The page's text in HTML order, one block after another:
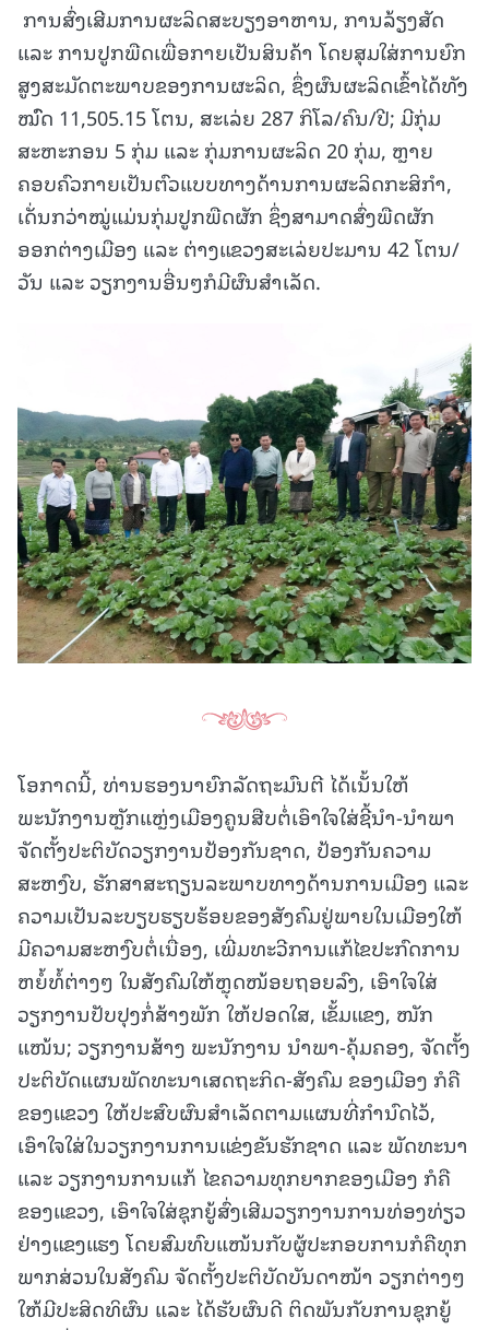
ການສົ່ງເສີມການຜະລິດສະບຽງອາຫານ, ການລ້ຽງສັດ
ແລະ ການປູກພືດເພື່ອກາຍເປັນສິນຄ້າ ໂດຍສຸມໃສ່ການຍົກ
ສູງສະມັດຕະພາບຂອງການຜະລິດ, ຊຶ່ງຜົນຜະລິດເຂົ້າໄດ້ທັງ
ໝົົດ 11,505.15 ໂຕນ, ສະເລ່ຍ 287 ກິໂລ/ຄົນ/ປີ; ມີກຸ່ມ
ສະຫະກອນ 5 ກຸ່ມ ແລະ ກຸ່ມການຜະລິດ 20 ກຸ່ມ, ຫຼາຍ
ຄອບຄົວກາຍເປັນຕົວແບບທາງດ້ານການຜະລິດກະສິກໍາ,
ເດັ່ນກວ່າໝູ່ແມ່ນກຸ່ມປູກພືດຜັກ ຊຶ່ງສາມາດສົ່ງພືດຜັກ
ອອກຕ່າງເມືອງ ແລະ ຕ່າງແຂວງສະເລ່ຍປະມານ 42 ໂຕນ/
ວັນ ແລະ ວຽກງານອື່ນໆກໍມີຜົນສໍາເລັດ.
ໂອກາດນີ້, ທ່ານຮອງນາຍົກລັດຖະມົນຕີ ໄດ້ເນັ້ນໃຫ້
ພະນັກງານຫຼັກແຫຼ່ງເມືອງຄູນສືບຕໍ່ເອົາໃຈໃສ່ຊີ້ນໍາ-ນໍາພາ
ຈັດຕັ້ງປະຕິບັດວຽກງານປ້ອງກັນຊາດ, ປ້ອງກັນຄວາມ
ສະຫງົບ, ຮັກສາສະຖຽນລະພາບທາງດ້ານການເມືອງ ແລະ
ຄວາມເປັນລະບຽບຮຽບຮ້ອຍຂອງສັງຄົມຢູ່ພາຍໃນເມືອງໃຫ້
ມີຄວາມສະຫງົບຕໍ່ເນື່ອງ, ເພີ່ມທະວີການແກ້ໄຂປະກົດການ
ຫຍໍ້ທໍ້ຕ່າງໆ ໃນສັງຄົມໃຫ້ຫຼຸດໜ້ອຍຖອຍລົງ, ເອົາໃຈໃສ່
ວຽກງານປັບປຸງກໍ່ສ້າງພັກ ໃຫ້ປອດໃສ, ເຂັ້ມແຂງ, ໜັກ
ແໜ້ນ; ວຽກງານສ້າງ ພະນັກງານ ນໍາພາ-ຄຸ້ມຄອງ, ຈັດຕັ້ງ
ປະຕິບັດແຜນພັດທະນາເສດຖະກິດ-ສັງຄົມ ຂອງເມືອງ ກໍຄື
ຂອງແຂວງ ໃຫ້ປະສົບຜົນສຳເລັດຕາມແຜນທີ່ກຳນົດໄວ້,
ເອົາໃຈໃສ່ໃນວຽກງານການແຂ່ງຂັນຮັກຊາດ ແລະ ພັດທະນາ
ແລະ ວຽກງານການແກ້ ໄຂຄວາມທຸກຍາກຂອງເມືອງ ກໍຄື
ຂອງແຂວງ, ເອົາໃຈໃສ່ຊຸກຍູ້ສົ່ງເສີມວຽກງານການທ່ອງທ່ຽວ
ຢ່າງແຂງແຮງ ໂດຍສົມທົບແໜ້ນກັບຜູ້ປະກອບການກໍຄືທຸກ
ພາກສ່ວນໃນສັງຄົມ ຈັດຕັ້ງປະຕິບັດບັນດາໜ້າ ວຽກຕ່າງໆ
ໃຫ້ມີປະສິດທິຜົນ ແລະ ໄດ້ຮັບຜົນດີ ຕິດພັນກັບການຊຸກຍູ້